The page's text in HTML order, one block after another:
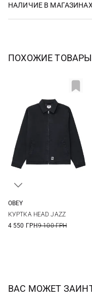
НАЛИЧИЕ В МАГАЗИНАХ
ПОХОЖИЕ ТОВАРЫ
OBEY
КУРТКА HEAD JAZZ
4 550 ГРН9 100 ГРН
ВАС МОЖЕТ